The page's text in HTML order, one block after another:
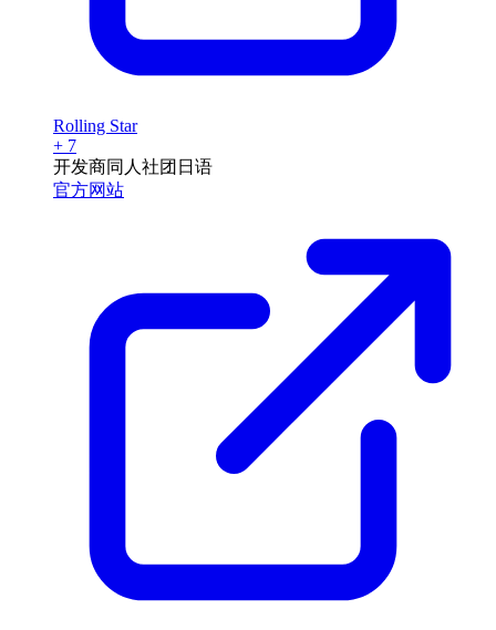
Rolling Star
+ 7
开发商同人社团 日语
官方网站